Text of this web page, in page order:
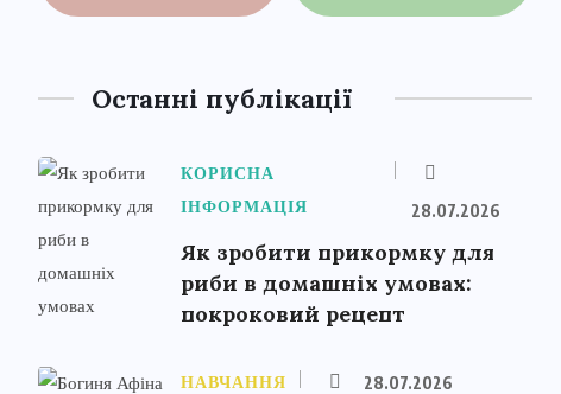
Останні публікації
КОРИСНА
ІНФОРМАЦІЯ
28.07.2026
Як зробити прикормку для
риби в домашніх умовах:
покроковий рецепт
НАВЧАННЯ 28.07.2026